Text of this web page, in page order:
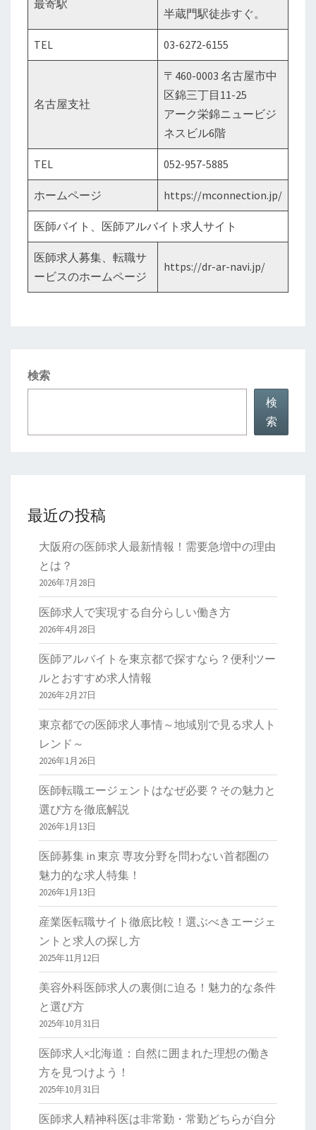
最寄駅
半蔵門駅徒歩すぐ。
TEL 03-6272-6155
名古屋支社
〒460-0003 名古屋市中
区錦三丁目11-25
アーク栄錦ニュービジ
ネスビル6階
TEL 052-957-5885
ホームページ https://mconnection.jp/
医師バイト、医師アルバイト求人サイト
医師求人募集、転職サ
ービスのホームページ
https://dr-ar-navi.jp/
検索
検
索
最近の投稿
大阪府の医師求人最新情報！需要急増中の理由
とは？
2026年7月28日
医師求人で実現する自分らしい働き方
2026年4月28日
医師アルバイトを東京都で探すなら？便利ツー
ルとおすすめ求人情報
2026年2月27日
東京都での医師求人事情～地域別で見る求人ト
レンド～
2026年1月26日
医師転職エージェントはなぜ必要？その魅力と
選び方を徹底解説
2026年1月13日
医師募集 in 東京 専攻分野を問わない首都圏の
魅力的な求人特集！
2026年1月13日
産業医転職サイト徹底比較！選ぶべきエージェ
ントと求人の探し方
2025年11月12日
美容外科医師求人の裏側に迫る！魅力的な条件
と選び方
2025年10月31日
医師求人×北海道：自然に囲まれた理想の働き
方を見つけよう！
2025年10月31日
医師求人精神科医は非常勤・常勤どちらが自分